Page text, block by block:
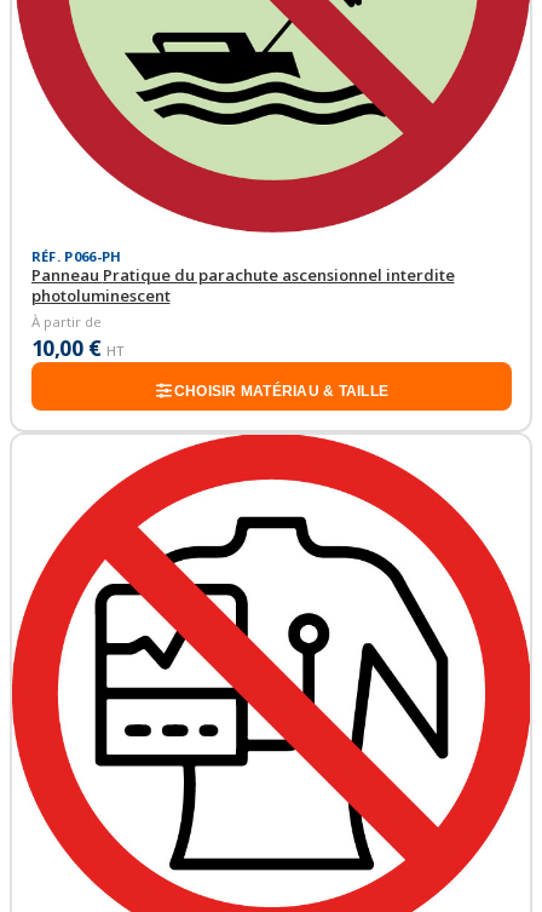
RÉF. P066-PH
Panneau Pratique du parachute ascensionnel interdite
photoluminescent
À partir de
10,00 € HT
CHOISIR MATÉRIAU & TAILLE